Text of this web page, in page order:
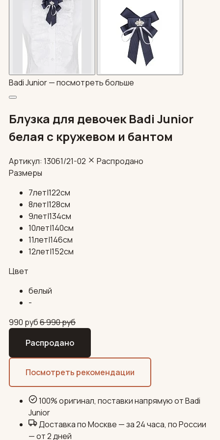
Badi Junior —посмотреть больше
Блузка для девочек Badi Junior
белая с кружевом и бантом
Артикул: 13061/21-02
Распродано
Размеры
7лет|122см
8лет|128см
9лет|134см
10лет|140см
11лет|146см
12лет|152см
Цвет
белый
-
990 руб6 990руб
Распродано
Посмотреть рекомендации
100% оригинал, поставки напрямую от Badi
Junior
Доставка по Москве — за 24 часа, по России
— от 2 дней